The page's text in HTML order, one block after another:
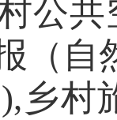
公
（自
乡村